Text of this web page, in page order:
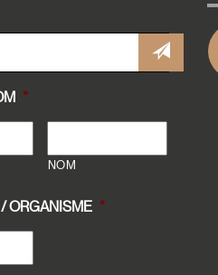
*
NOM
ORGANISME *